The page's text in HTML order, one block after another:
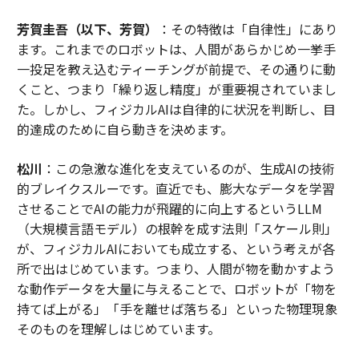
芳賀圭吾（以下、芳賀）
：その特徴は「自律性」にあり
ます。これまでのロボットは、人間があらかじめ一挙手
一投足を教え込むティーチングが前提で、その通りに動
くこと、つまり「繰り返し精度」が重要視されていまし
た。しかし、フィジカルAIは自律的に状況を判断し、目
的達成のために自ら動きを決めます。
松川 ：この急激な進化を支えているのが、生成AIの技術
的ブレイクスルーです。直近でも、膨大なデータを学習
させることでAIの能力が飛躍的に向上するというLLM
（大規模言語モデル）の根幹を成す法則「スケール則」
が、フィジカルAIにおいても成立する、という考えが各
所で出はじめています。つまり、人間が物を動かすよう
な動作データを大量に与えることで、ロボットが「物を
持てば上がる」「手を離せば落ちる」といった物理現象
そのものを理解しはじめています。